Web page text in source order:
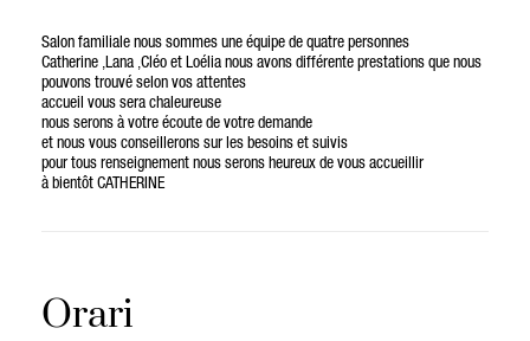
Salon familiale nous sommes une équipe de quatre personnes
Catherine ,Lana ,Cléo et Loélia nous avons différente prestations que nous
pouvons trouvé selon vos attentes
accueil vous sera chaleureuse
nous serons à votre écoute de votre demande
et nous vous conseillerons sur les besoins et suivis
pour tous renseignement nous serons heureux de vous accueillir
à bientôt CATHERINE
Orari